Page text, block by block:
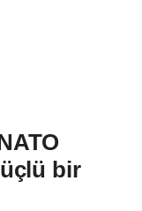
bir